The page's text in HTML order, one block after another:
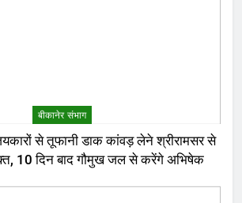
बीकानेर संभाग
से तूफानी डाक कांवड़ लेने श्रीरामसर से
10 दिन बाद गौमुख जल से करेंगे अभिषेक